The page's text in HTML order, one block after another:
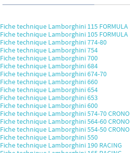
Fiche technique Lamborghini 115 FORMULA
Fiche technique Lamborghini 105 FORMULA
Fiche technique Lamborghini 774-80
Fiche technique Lamborghini 754
Fiche technique Lamborghini 700
Fiche technique Lamborghini 684
Fiche technique Lamborghini 674-70
Fiche technique Lamborghini 660
Fiche technique Lamborghini 654
Fiche technique Lamborghini 653
Fiche technique Lamborghini 600
Fiche technique Lamborghini 574-70 CRONO
Fiche technique Lamborghini 564-60 CRONO
Fiche technique Lamborghini 554-50 CRONO
Fiche technique Lamborghini 550
Fiche technique Lamborghini 190 RACING